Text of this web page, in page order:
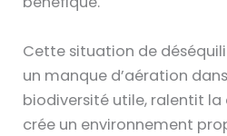
Cette situation de
un manque d’aération
biodiversité utile, ralentit
crée un environnement